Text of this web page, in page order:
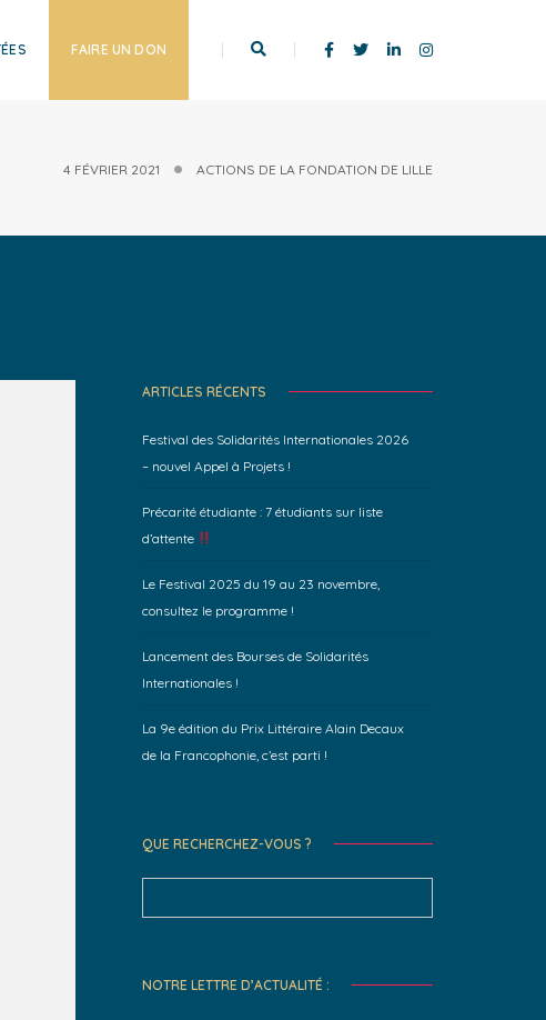
FAIRE UN DON
4 FÉVRIER 2021 ACTIONS DE LA FONDATION DE LILLE
ARTICLES RÉCENTS
Festival des Solidarités Internationales 2026
– nouvel Appel à Projets !
Précarité étudiante : 7 étudiants sur liste
d’attente
Le Festival 2025 du 19 au 23 novembre,
consultez le programme !
Lancement des Bourses de Solidarités
Internationales !
La 9e édition du Prix Littéraire Alain Decaux
de la Francophonie, c’est parti !
QUE RECHERCHEZ-VOUS ?
Search
NOTRE LETTRE D’ACTUALITÉ :